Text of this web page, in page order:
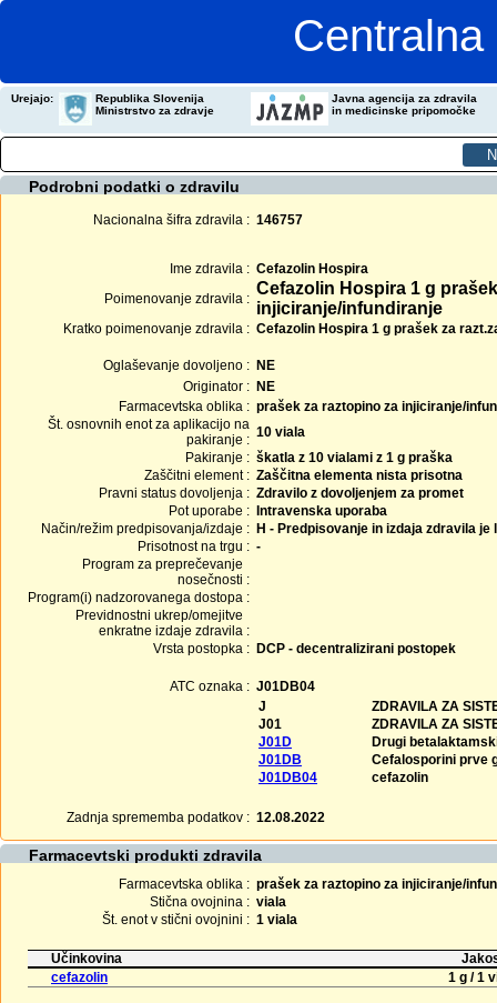
Urejajo:
Republika Slovenija
Ministrstvo za zdravje
Javna agencija za zdravila
in medicinske pripomočke
Podrobni podatki o zdravilu
Nacionalna šifra zdravila : 146757
Ime zdravila : Cefazolin Hospira
Poimenovanje zdravila :
Cefazolin Hospira 1 g
injiciranje/infundiranje
Kratko poimenovanje zdravila : Cefazolin Hospira 1 g prašek za
Oglaševanje dovoljeno : NE
Originator : NE
Farmacevtska oblika : prašek za raztopino za injiciranje/
Št. osnovnih enot za aplikacijo na
pakiranje : 10 viala
Pakiranje : škatla z 10 vialami z 1 g praška
Zaščitni element : Zaščitna elementa nista prisotna
Pravni status dovoljenja : Zdravilo z dovoljenjem za promet
Pot uporabe :
Intravenska uporaba
Način/režim predpisovanja/izdaje : H - Predpisovanje in izdaja zdravila
Prisotnost na trgu : -
Program za preprečevanje
nosečnosti :
Program(i) nadzorovanega dostopa :
Previdnostni ukrep/omejitve
enkratne izdaje zdravila :
Vrsta postopka : DCP - decentralizirani postopek
ATC oznaka : J01DB04
J
ZDRAVILA ZA
J01
ZDRAVILA ZA
J01D
Drugi
J01DB
Cefalosporini prve
J01DB04
cefazolin
Zadnja sprememba podatkov : 12.08.2022
Farmacevtski produkti zdravila
Farmacevtska oblika : prašek za raztopino za injiciranje/
Stična ovojnina : viala
Št. enot v stični ovojnini : 1 viala
Učinkovina
cefazolin
1 g / 1